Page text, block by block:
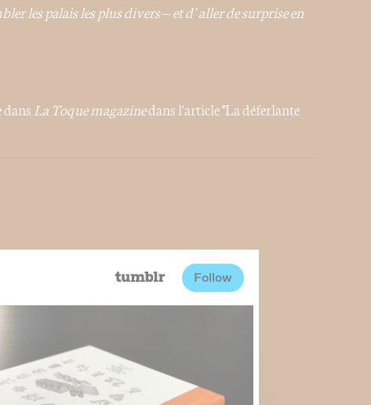
les palais les plus divers – et d’aller de surprise en
La Toque magazinedans l'article "La déferlante